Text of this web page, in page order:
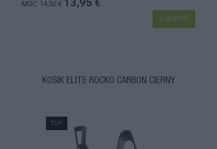
MOC: 14,50 € 13,95 €
KÚPIŤ
KOŠÍK ELITE ROCKO CARBON ČIERNY
TOP